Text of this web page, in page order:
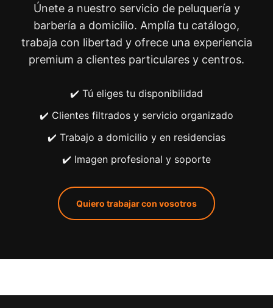
Únete a nuestro servicio de peluquería y
barbería a domicilio. Amplía tu catálogo,
trabaja con libertad y ofrece una experiencia
premium a clientes particulares y centros.
✔️ Tú eliges tu disponibilidad
✔️ Clientes filtrados y servicio organizado
✔️ Trabajo a domicilio y en residencias
✔️ Imagen profesional y soporte
Quiero trabajar con vosotros